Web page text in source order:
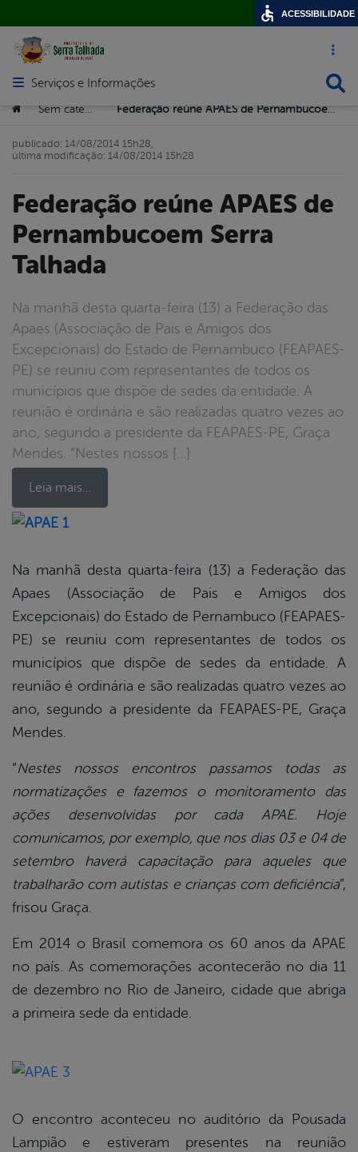
Acesso
Abrir menu principal de navegação
Serviços e Informações
Você está aqui:
> >
Federação reúne APAES de
Pernambucoem Serra
Talhada
Na manhã desta quarta-feira (13) a Federação das
Apaes (Associação de Pais e Amigos dos
Excepcionais) do Estado de Pernambuco (FEAPAES-
PE) se reuniu com representantes de todos os
municípios que dispõe de sedes da entidade. A
reunião é ordinária e são realizadas quatro vezes ao
ano, segundo a presidente da FEAPAES-PE, Graça
Mendes. “Nestes nossos […]
Leia mais…
publicado: 14/08/2014 15h28,
última modificação: 14/08/2014 15h28
Na manhã desta quarta-feira (13) a Federação das
Apaes (Associação de Pais e Amigos dos
Excepcionais) do Estado de Pernambuco (FEAPAES-
PE) se reuniu com representantes de todos os
municípios que dispõe de sedes da entidade. A
reunião é ordinária e são realizadas quatro vezes ao
ano, segundo a presidente da FEAPAES-PE, Graça
Mendes.
“Nestes nossos encontros passamos todas as
normatizações e fazemos o monitoramento das
ações desenvolvidas por cada APAE. Hoje
comunicamos, por exemplo, que nos dias 03 e 04 de
setembro haverá capacitação para aqueles que
trabalharão com autistas e crianças com deficiência”,
frisou Graça.
Em 2014 o Brasil comemora os 60 anos da APAE
no país. As comemorações acontecerão no dia 11
de dezembro no Rio de Janeiro, cidade que abriga
a primeira sede da entidade.
O encontro aconteceu no auditório da Pousada
Lampião e estiveram presentes na reunião
ACESSIBILIDADE